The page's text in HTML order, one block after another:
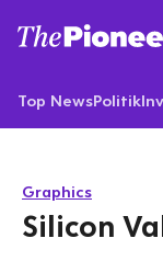
Top NewsPolitik
Graphics
Silicon